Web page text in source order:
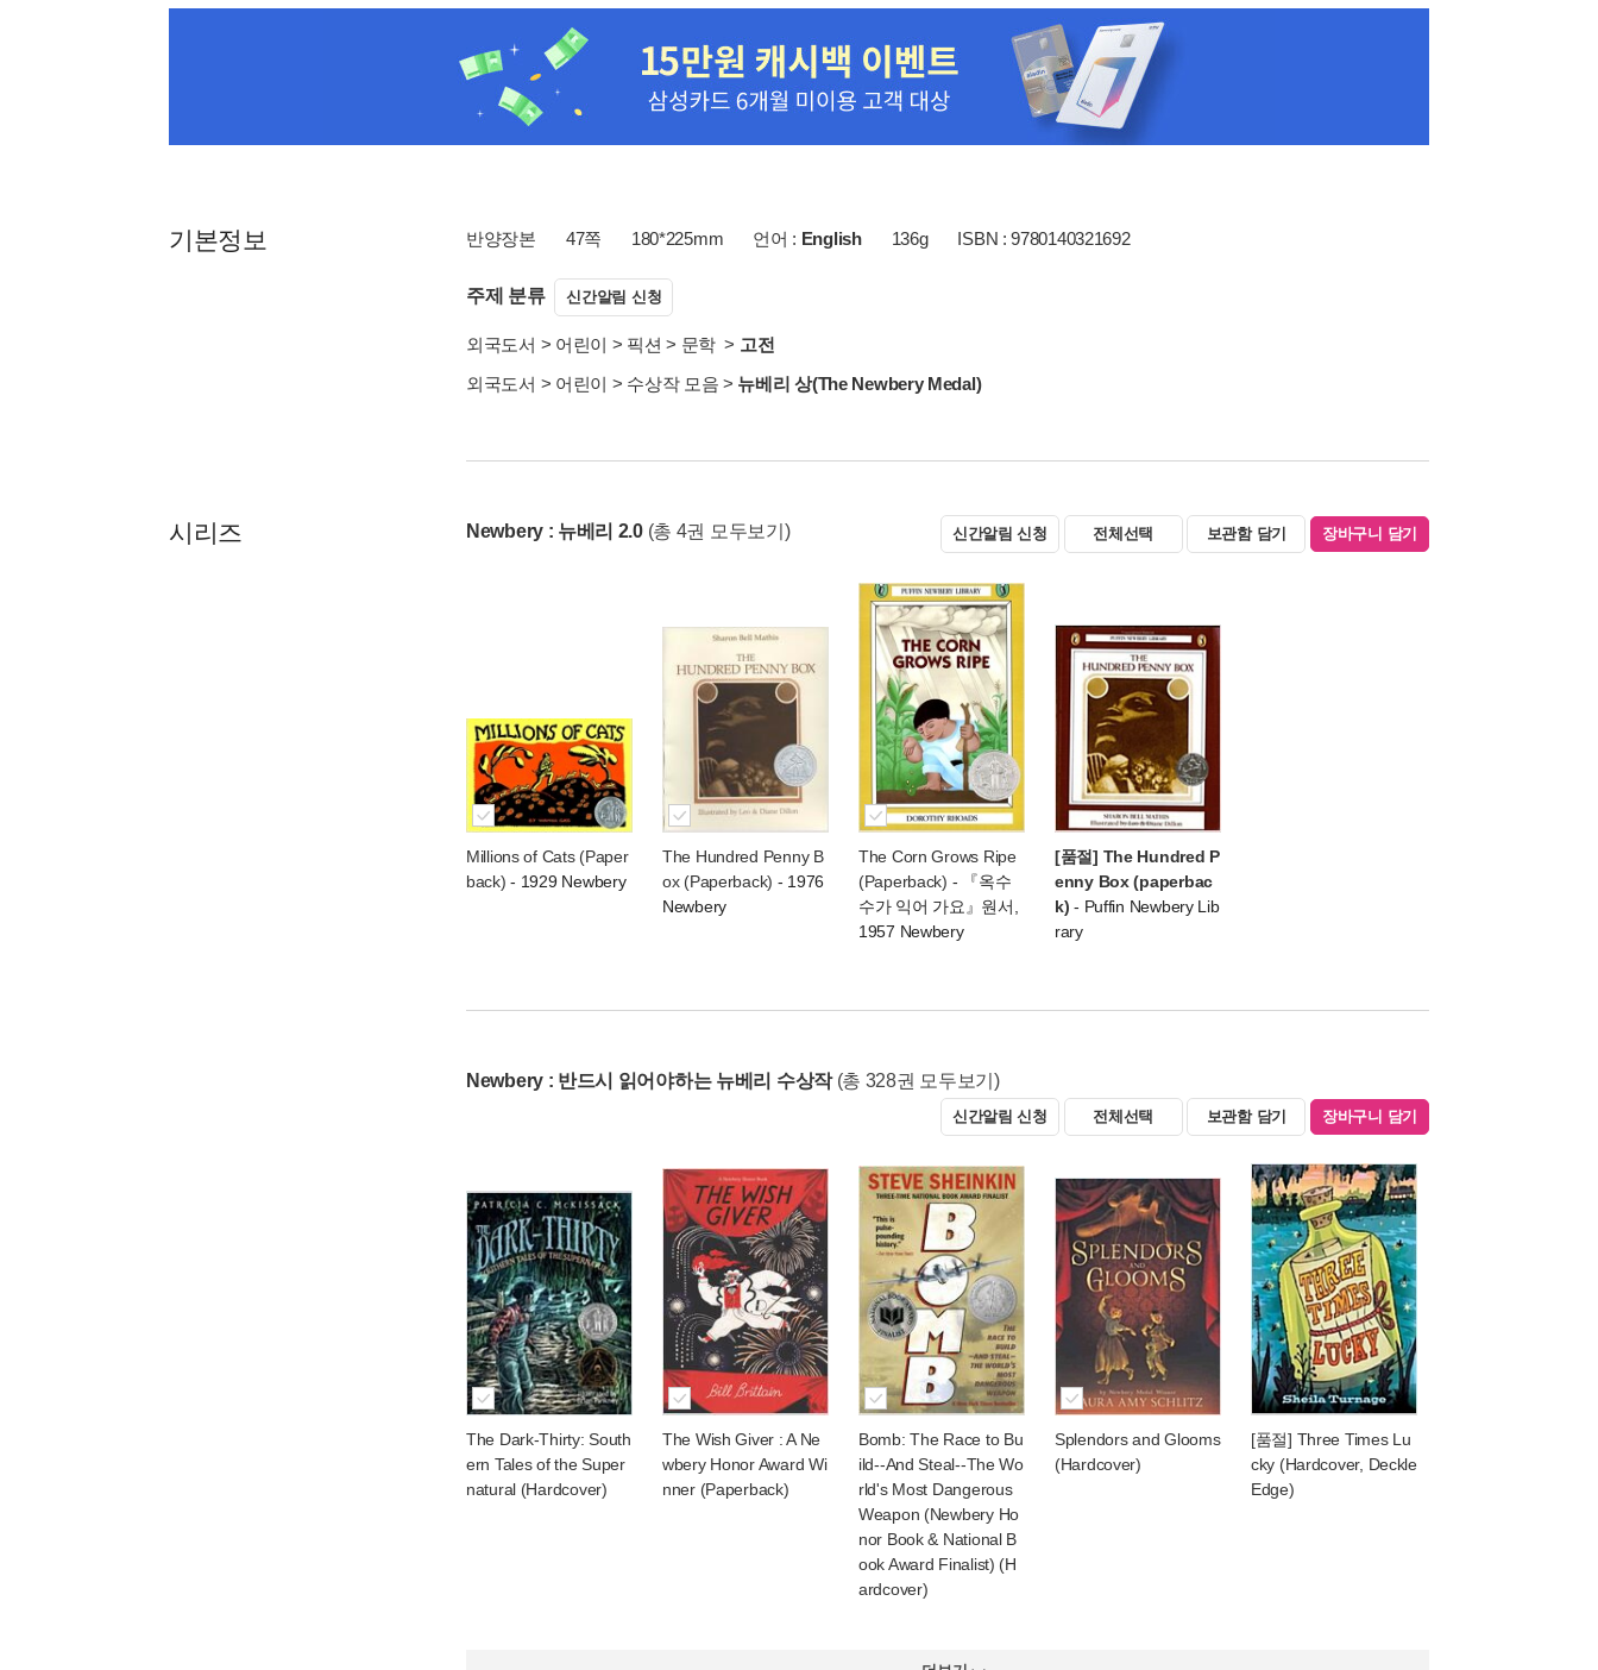
기본정보 반양장본 47쪽 180*225mm 언어 : English 136g ISBN : 9780140321692
주제 분류 신간알림 신청
외국도서 > 어린이 > 픽션 > 문학 > 고전
외국도서 > 어린이 > 수상작 모음 > 뉴베리 상(The Newbery Medal)
시리즈 Newbery : 뉴베리 2.0 (총 4권 모두보기) 신간알림 신청 전체선택 보관함 담기 장바구니 담기
Millions of Cats (Paper
back) - 1929 Newbery
The Hundred Penny B
ox (Paperback) - 1976
Newbery
The Corn Grows Ripe
(Paperback) - 『옥수
수가 익어 가요』원서,
1957 Newbery
[품절] The Hundred P
enny Box (paperbac
k) - Puffin Newbery Lib
rary
Newbery : 반드시 읽어야하는 뉴베리 수상작 (총 328권 모두보기)
신간알림 신청 전체선택 보관함 담기 장바구니 담기
The Dark-Thirty: South
ern Tales of the Super
natural (Hardcover)
The Wish Giver : A Ne
wbery Honor Award Wi
nner (Paperback)
Bomb: The Race to Bu
ild--And Steal--The Wo
rld's Most Dangerous
Weapon (Newbery Ho
nor Book & National B
ook Award Finalist) (H
ardcover)
Splendors and Glooms
(Hardcover)
[품절] Three Times Lu
cky (Hardcover, Deckle
Edge)